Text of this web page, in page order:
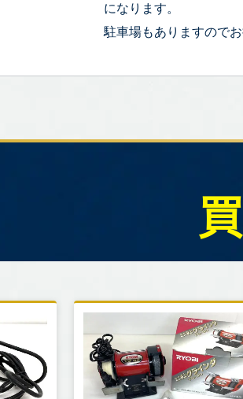
になります。
駐車場もありますのでお